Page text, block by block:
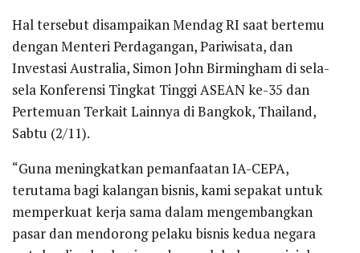
Hal tersebut disampaikan Mendag RI saat bertemu
dengan Menteri Perdagangan, Pariwisata, dan
Investasi Australia, Simon John Birmingham di sela-
sela Konferensi Tingkat Tinggi ASEAN ke-35 dan
Pertemuan Terkait Lainnya di Bangkok, Thailand,
Sabtu (2/11).
“Guna meningkatkan pemanfaatan IA-CEPA,
terutama bagi kalangan bisnis, kami sepakat untuk
memperkuat kerja sama dalam mengembangkan
pasar dan mendorong pelaku bisnis kedua negara